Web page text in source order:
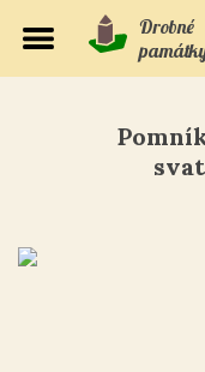
Drobné